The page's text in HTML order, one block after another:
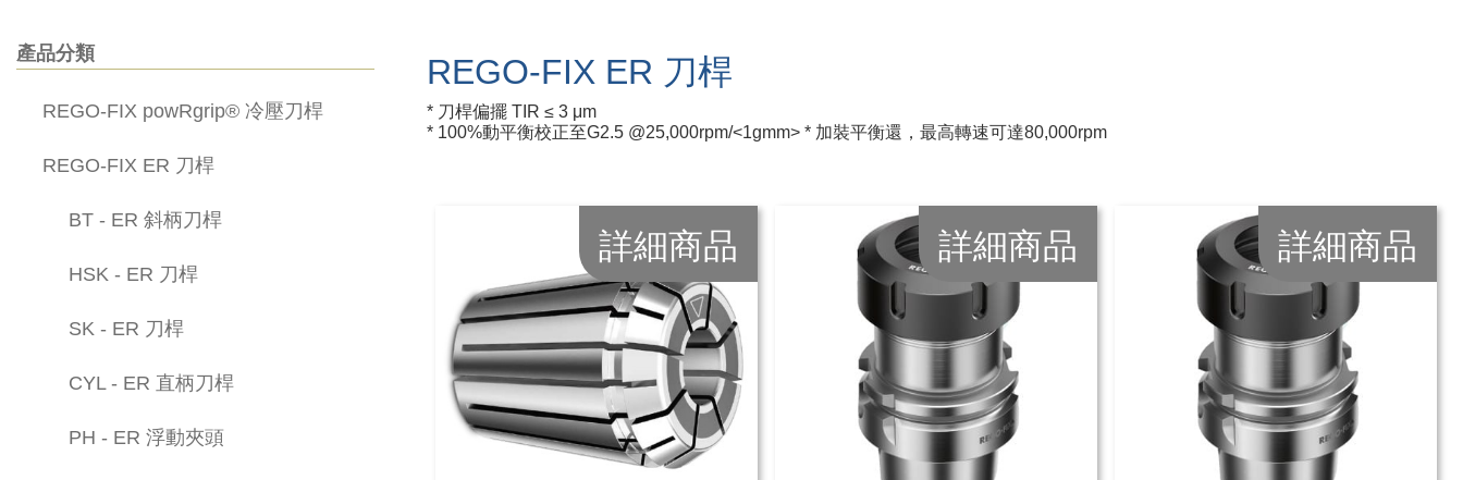
產品分類
REGO-FIX powRgrip® 冷壓刀桿
REGO-FIX ER 刀桿
BT - ER 斜柄刀桿
HSK - ER 刀桿
SK - ER 刀桿
CYL - ER 直柄刀桿
PH - ER 浮動夾頭
REGO-FIX ER 刀桿
* 刀桿偏擺 TIR ≤ 3 μm
* 100%動平衡校正至G2.5 @25,000rpm/<1gmm> * 加裝平衡還，最高轉速可達80,000rpm
詳細商品 詳細商品 詳細商品